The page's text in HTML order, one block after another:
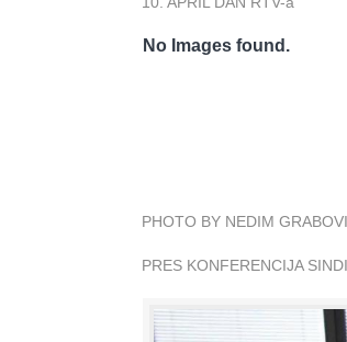
No Images found.
PHOTO BY NEDIM
PRES KONFERENCIJA